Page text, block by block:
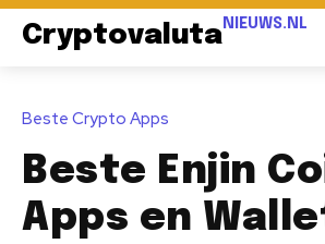
Cryptovaluta NIEUWS.NL
Beste Crypto Apps
Beste Enjin
Apps en